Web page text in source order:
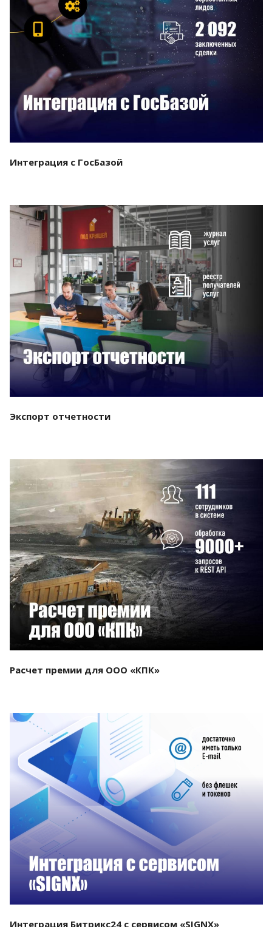
Смотреть проект
Интеграция с ГосБазой
Смотреть проект
Экспорт отчетности
Смотреть проект
Расчет премии для ООО «КПК»
Смотреть проект
Интеграция Битрикс24 с сервисом «SIGNX»